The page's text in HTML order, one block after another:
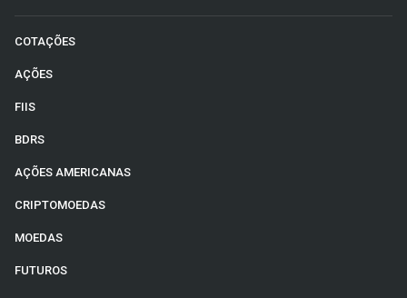
COTAÇÕES
AÇÕES
FIIS
BDRS
AÇÕES AMERICANAS
CRIPTOMOEDAS
MOEDAS
FUTUROS